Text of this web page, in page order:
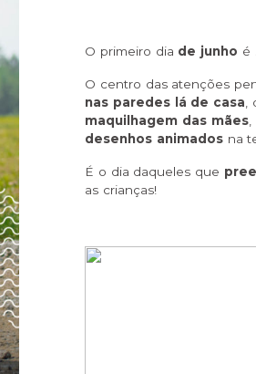
O primeiro dia de junho é
O centro das atenções
nas paredes lá de casa,
maquilhagem das mães,
desenhos animadosna
É o dia daqueles que
as crianças!